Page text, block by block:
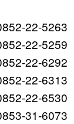
5263
5259
22-6292
22-6313
22-6530
31-